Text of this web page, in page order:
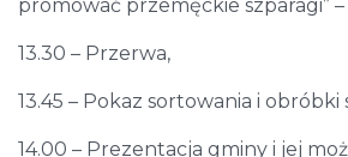
promować przemęckie szparagi”
13.30 – Przerwa,
13.45 – Pokaz sortowania i obróbki
14.00 – Prezentacja gminy i jej